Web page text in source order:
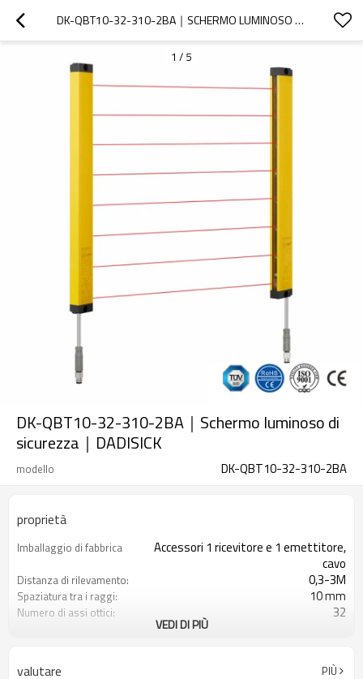
DK-QBT10-32-310-2BA｜SCHERMO LUMINOSO DI SICUREZZA｜DADISICK
1 / 5
DK-QBT10-32-310-2BA｜Schermo luminoso di
sicurezza｜DADISICK
modello DK-QBT10-32-310-2BA
proprietà
Imballaggio di fabbrica
Accessori 1 ricevitore e 1 emettitore,
cavo
Distanza di rilevamento: 0,3-3M
Spaziatura tra i raggi: 10 mm
Numero di assi ottici: 32
VEDI DI PIÙ
valutare PIÙ